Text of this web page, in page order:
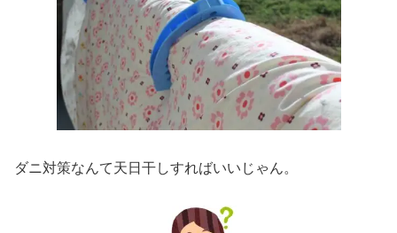
ダニ対策なんて天日干しすればいいじゃん。